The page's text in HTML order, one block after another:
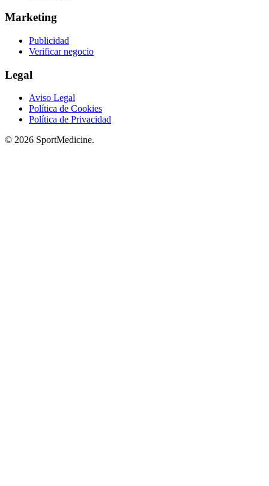
Marketing
Publicidad
Verificar negocio
Legal
Aviso Legal
Política de Cookies
Política de Privacidad
© 2026 SportMedicine.